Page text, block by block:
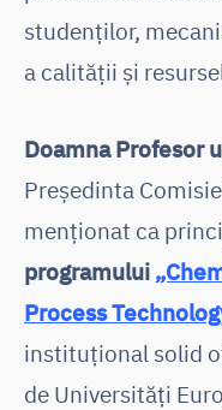
studenților,
a calității și
Doamna Profesor
Președinta
menționat ca
programului
Process
instituțional solid
de Universități